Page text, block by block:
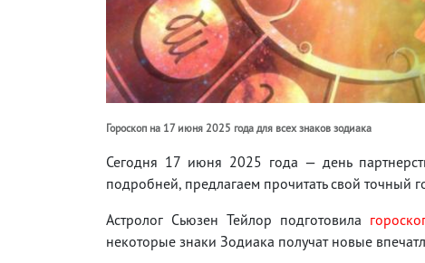
Гороскоп на 17 июня 2025 года для всех знаков зодиака
Сегодня 17 июня 2025 года — день
подробней, предлагаем прочитать свой точный
Астролог Сьюзен Тейлор подготовила
некоторые знаки Зодиака получат новые